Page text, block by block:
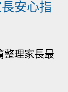
安心指
整理家長最